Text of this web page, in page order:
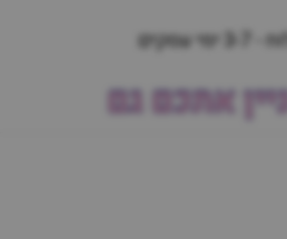
מבודדי חום/קור לבקבוקבשני
מוצץ, מפתחות וכו' ושני מתלים